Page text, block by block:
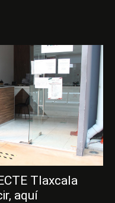
Tlaxcala
aquí